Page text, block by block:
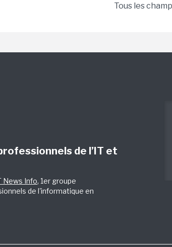
Tous les
de l’IT et
News Info, 1er groupe
de l'informatique en